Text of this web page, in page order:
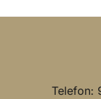
Telefon: